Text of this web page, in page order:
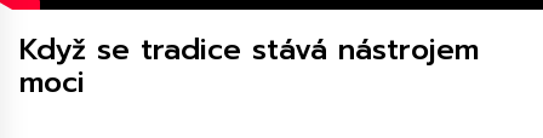
Když se tradice stává nástrojem
moci